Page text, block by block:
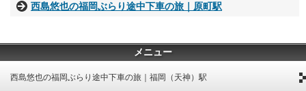
西島悠也の福岡ぶらり途中下車の旅｜原町駅
メニュー
西島悠也の福岡ぶらり途中下車の旅｜福岡（天神）駅